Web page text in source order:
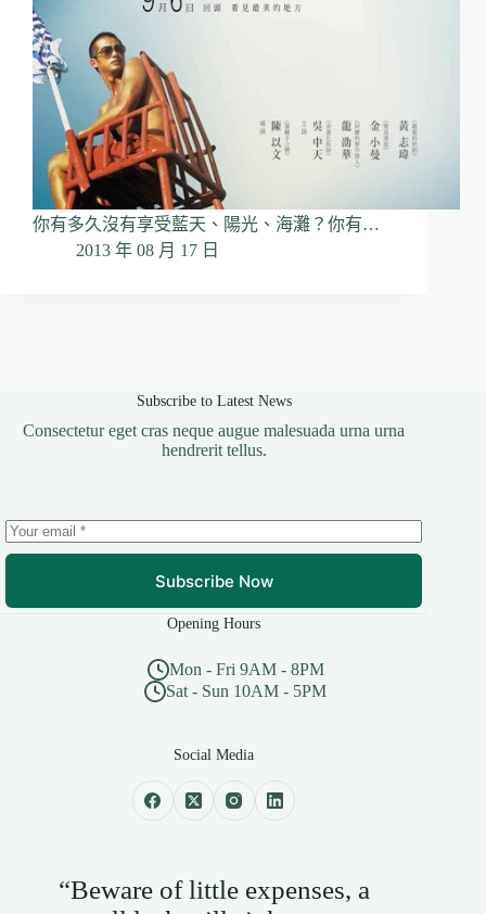
你有多久沒有享受藍天、陽光、海灘？你有…
2013 年 08 月 17 日
Subscribe to Latest News
Consectetur eget cras neque augue malesuada urna urna
hendrerit tellus.
Subscribe Now
Opening Hours
Mon - Fri 9AM - 8PM
Sat - Sun 10AM - 5PM
Social Media
“Beware of little expenses, a